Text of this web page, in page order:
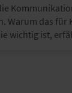
Warum das
wichtig ist,